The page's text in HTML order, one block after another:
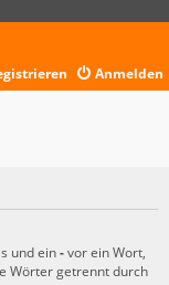
Anmelden
und ein-vor ein Wort,
Wörter getrennt durch